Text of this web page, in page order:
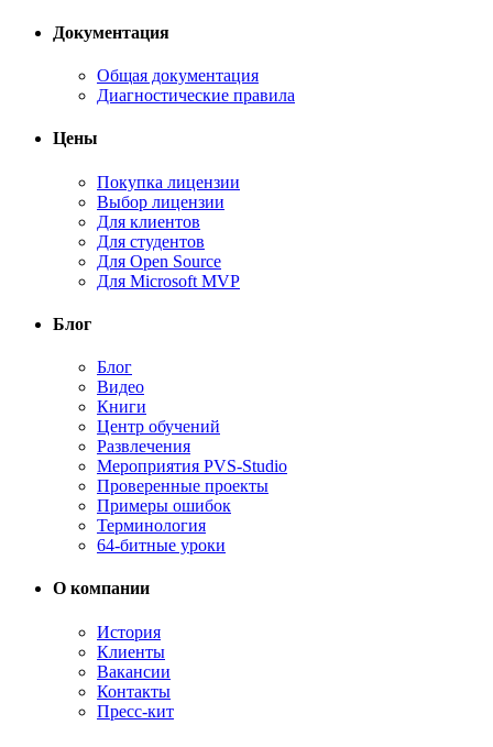
Документация
Общая документация
Диагностические правила
Цены
Покупка лицензии
Выбор лицензии
Для клиентов
Для студентов
Для Open Source
Для Microsoft MVP
Блог
Блог
Видео
Книги
Центр обучений
Развлечения
Мероприятия PVS-Studio
Проверенные проекты
Примеры ошибок
Терминология
64-битные уроки
О компании
История
Клиенты
Вакансии
Контакты
Пресс-кит